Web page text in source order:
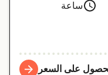
ساعة
على السعر